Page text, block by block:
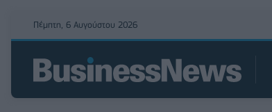
Πέμπτη, 6 Αυγούστου 2026